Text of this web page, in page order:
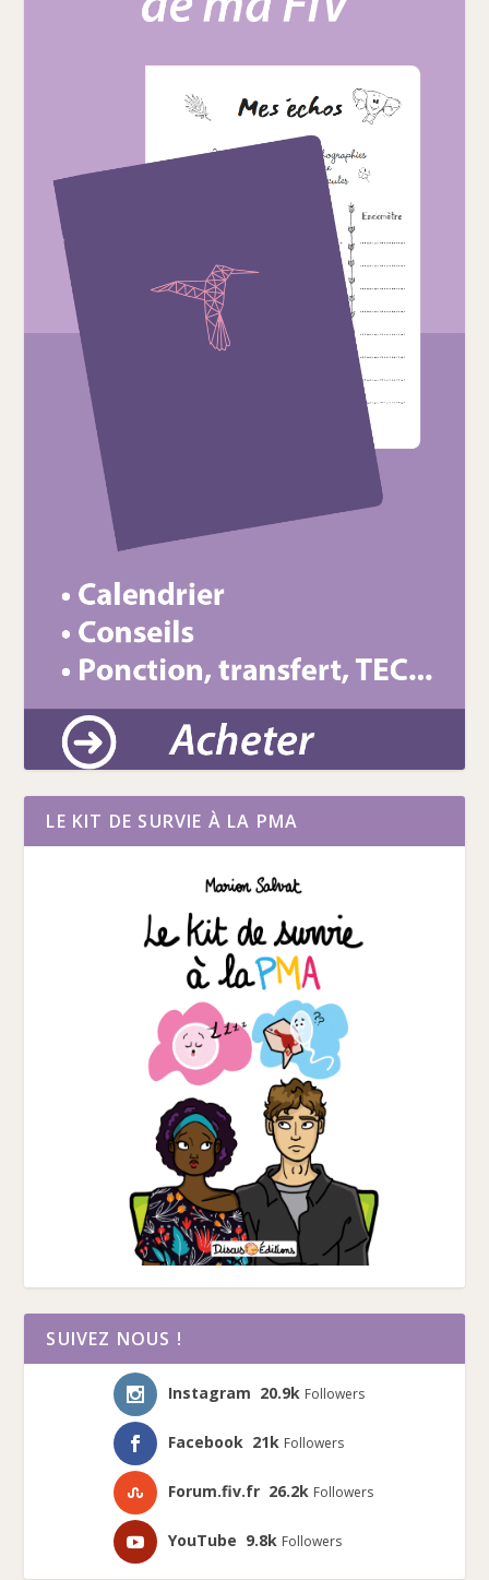
LE KIT DE SURVIE À LA PMA
SUIVEZ NOUS !
Instagram 20.9k Followers
Facebook 21k Followers
Forum.fiv.fr 26.2k Followers
YouTube 9.8k Followers